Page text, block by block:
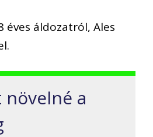
éves áldozatról, Ales
a